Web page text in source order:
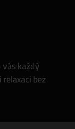
vás každý
bez